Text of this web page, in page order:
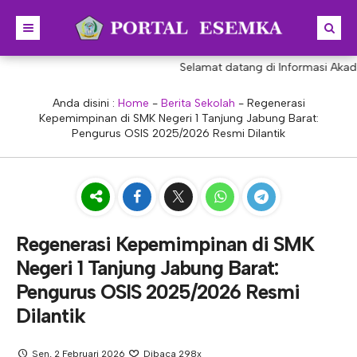
BERITA
SEJARAH
VISI & MISI
KEPALA SEKOLAH
Tupoksi Kepala Sekolah
WAKIL KEPALASEKOLAH
Tupoksi Wakil Bidang Kurikulum
MAJELIS GURU
AKREDITASI
PROGRAM SEKOLAH
KONSENTRASI KEAHLIAN
AKUNTANSI
BISNIS DIGITAL
DESAIN KOMUNIKASI VISUAL
DESAIN PRODUKSI BUSANA
E-LEARNING
E-PKL
E-RAPOR
Selamat datang di Informasi
Anda disini : Home - Berita Sekolah - Regenerasi
Kepemimpinan di SMK Negeri 1 Tanjung Jabung Barat:
Pengurus OSIS 2025/2026 Resmi Dilantik
Regenerasi Kepemimpinan di SMK
Negeri 1 Tanjung Jabung Barat:
Pengurus OSIS 2025/2026 Resmi
Dilantik
Sen, 2 Februari 2026 Dibaca 298x